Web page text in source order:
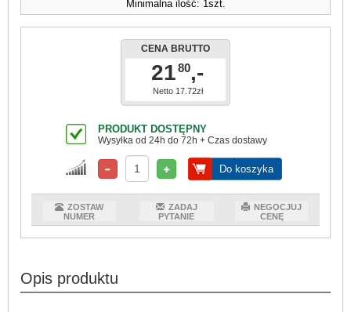
Minimalna ilość: 1szt.
CENA BRUTTO
2180,-
Netto 17.72zł
PRODUKT DOSTĘPNY
Wysyłka od 24h do 72h + Czas dostawy
Do koszyka
ZOSTAW
NUMER
ZADAJ
PYTANIE
NEGOCJUJ
CENĘ
Opis produktu